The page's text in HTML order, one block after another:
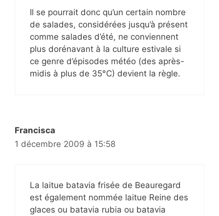
Il se pourrait donc qu’un certain nombre
de salades, considérées jusqu’à présent
comme salades d’été, ne conviennent
plus dorénavant à la culture estivale si
ce genre d’épisodes météo (des après-
midis à plus de 35°C) devient la règle.
Francisca
1 décembre 2009 à 15:58
La laitue batavia frisée de Beauregard
est également nommée laitue Reine des
glaces ou batavia rubia ou batavia